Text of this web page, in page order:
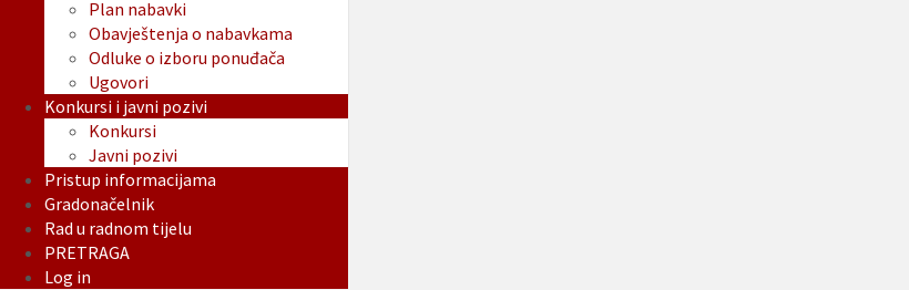
Plan nabavki
Obavještenja o nabavkama
Odluke o izboru ponuđača
Ugovori
Konkursi i javni pozivi
Konkursi
Javni pozivi
Pristup informacijama
Gradonačelnik
Rad u radnom tijelu
PRETRAGA
Log in